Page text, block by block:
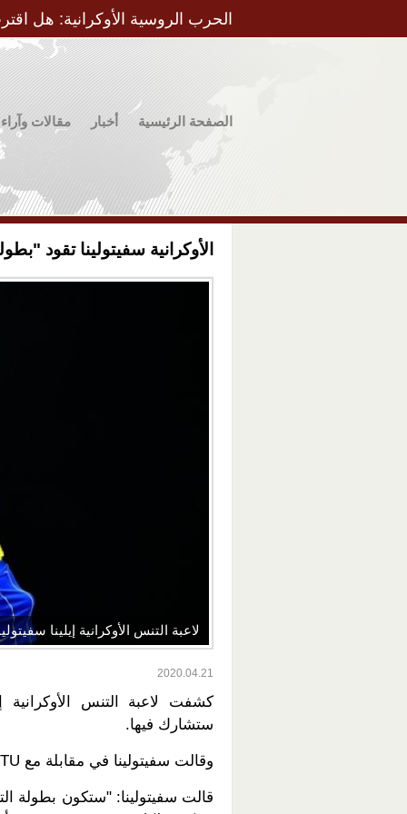
الحرب الروسية الأوكرانية: هل
الصفحة الرئيسية أخبار مقالات وآراء
الأوكرانية سفيتولينا تقود
لاعبة التنس الأوكرانية إيلينا
2020.04.21
كشفت لاعبة التنس الأوكرانية
ستشارك فيها.
وقالت سفيتولينا في مقابلة مع BTU إن 16 لاعبا سيشاركون في البطولة الافتراضية.
قالت سفيتولينا: "ستكون بطولة